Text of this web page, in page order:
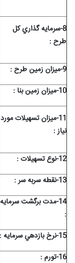
8-سرمايه گذاري کل
طرح :
9-ميزان زمين طرح :
10-ميزان زمين بنا :
11-ميزان تسهيلات مورد
نياز :
12-نوع تسهيلات :
13-نقطه سربه سر :
14-مدت برگشت سرمايه
:
15-نرخ بازدهي سرمايه :
16-تورم :